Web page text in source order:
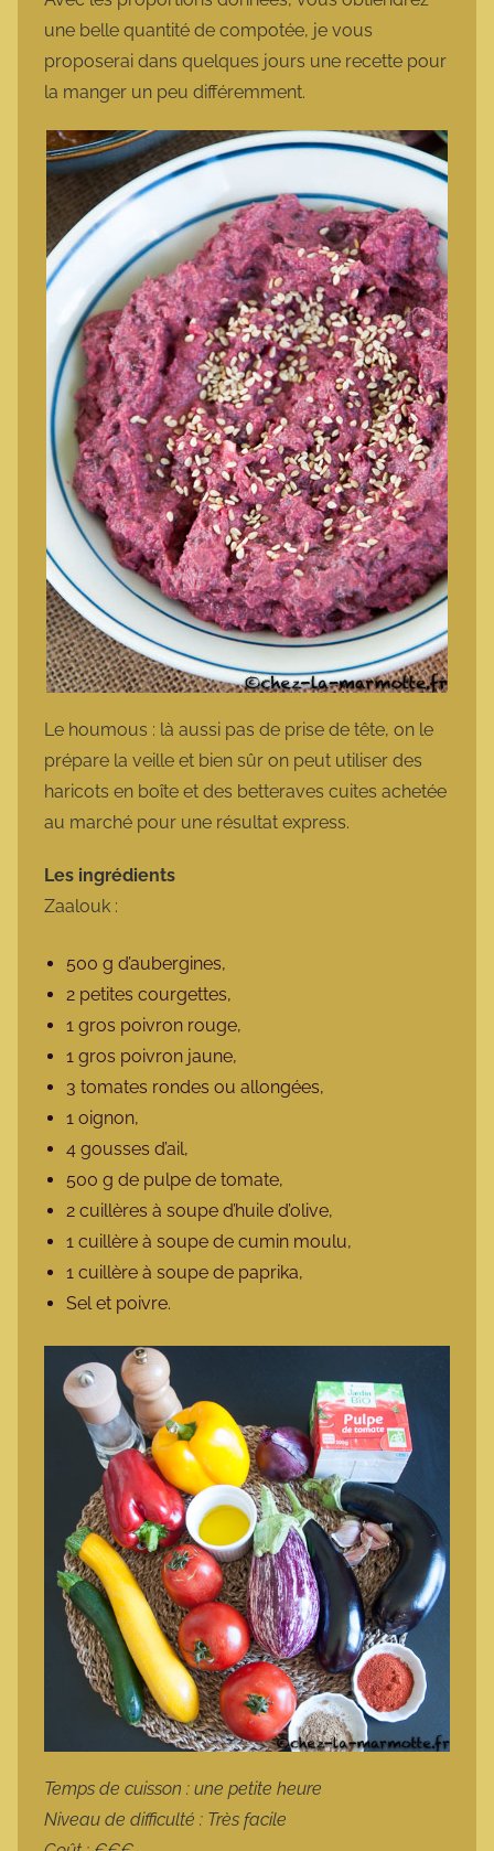
une belle quantité de compotée, je vous
proposerai dans quelques jours une recette pour
la manger un peu différemment.
Le houmous : là aussi pas de prise de tête, on le
prépare la veille et bien sûr on peut utiliser des
haricots en boîte et des betteraves cuites achetée
au marché pour une résultat express.
Les ingrédients
Zaalouk :
500 g d’aubergines,
2 petites courgettes,
1 gros poivron rouge,
1 gros poivron jaune,
3 tomates rondes ou allongées,
1 oignon,
4 gousses d’ail,
500 g de pulpe de tomate,
2 cuillères à soupe d’huile d’olive,
1 cuillère à soupe de cumin moulu,
1 cuillère à soupe de paprika,
Sel et poivre.
Temps de cuisson : une petite heure
Niveau de difficulté : Très facile